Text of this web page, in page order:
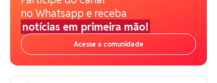
no Whatsapp e receba
notícias em primeira mão!
Acesse a comunidade